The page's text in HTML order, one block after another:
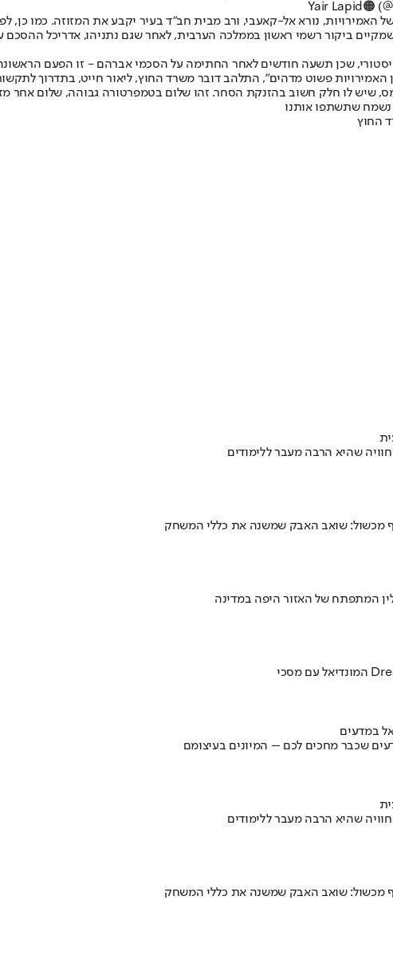
נורא אל-קאעבי, ורב מבית חב"ד בעיר יקבע את המזוזה. כמו כן,
ביקור רשמי ראשון בממלכה הערבית, לאחר שגם נתניהו, אדריכל
שכן תשעה חודשים לאחר החתימה על הסכמי אברהם - זו הפעם הראשונה
שיש לו חלק חשוב בהזנקת הסחר. זהו שלום בטמפרטורה גבוהה, שלום אחר
שתשתפו אותנו
החוץ
שהיא הרבה מעבר ללימודים
מכשול: שואב האבק שמשנה את כללי המשחק
במדעים
שכבר מחכים לכם – המיונים בעיצומם
שהיא הרבה מעבר ללימודים
מכשול: שואב האבק שמשנה את כללי המשחק